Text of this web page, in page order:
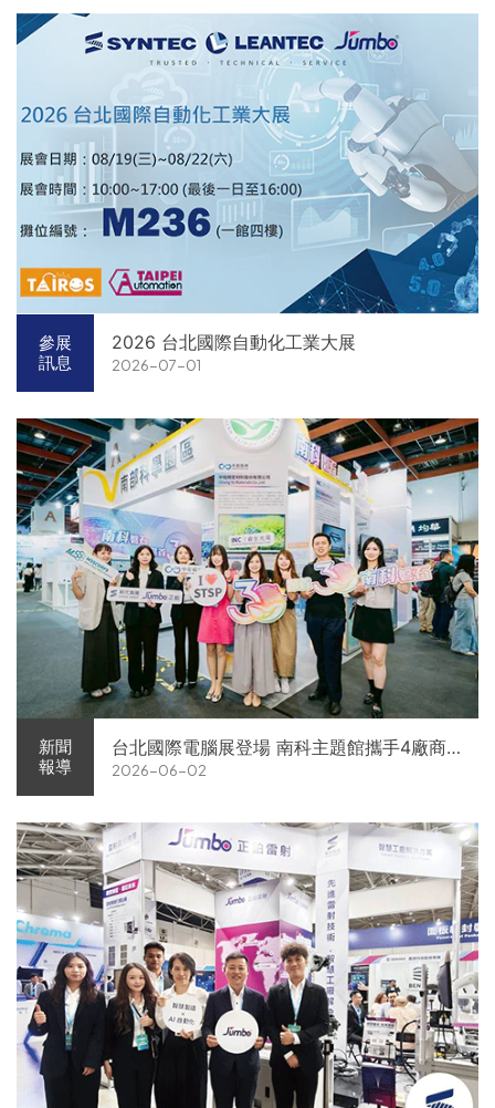
參展
訊息
2026 台北國際自動化工業大展
2026-07-01
新聞
報導
台北國際電腦展登場 南科主題館攜手4廠商
展現AI供應鏈實力
2026-06-02